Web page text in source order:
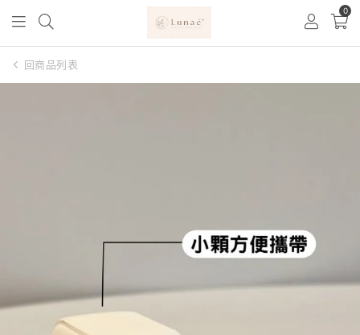
0
回商品列表